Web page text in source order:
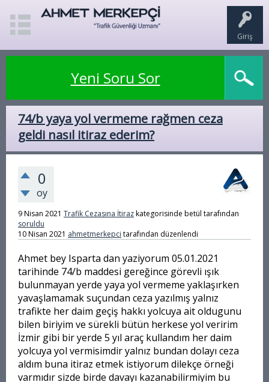
Giriş
Yeni Soru Sor
74/b yaya yol vermeme rağmen ceza
geldi nasıl itiraz ederim?
0
oy
9 Nisan 2021 Trafik Cezasına İtirazkategorisinde betül tarafından
soruldu
10 Nisan 2021 ahmetmerkepci tarafından düzenlendi
Ahmet bey Isparta dan yaziyorum 05.01.2021
tarihinde 74/b maddesi gereğince görevli ışık
bulunmayan yerde yaya yol vermeme yaklaşırken
yavaşlamamak suçundan ceza yazılmış yalnız
trafikte her daim geçiş hakkı yolcuya ait oldugunu
bilen biriyim ve sürekli bütün herkese yol veririm
İzmir gibi bir yerde 5 yıl araç kullandım her daim
yolcuya yol vermisimdir yalnız bundan dolayı ceza
aldım buna itiraz etmek istiyorum dilekçe örneği
varmıdır sizde birde davayı kazanabilirmiyim bu